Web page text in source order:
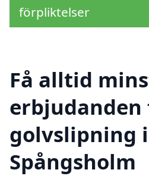
förpliktelser
Få alltid
erbjudanden
golvslipning i
Spångsholm